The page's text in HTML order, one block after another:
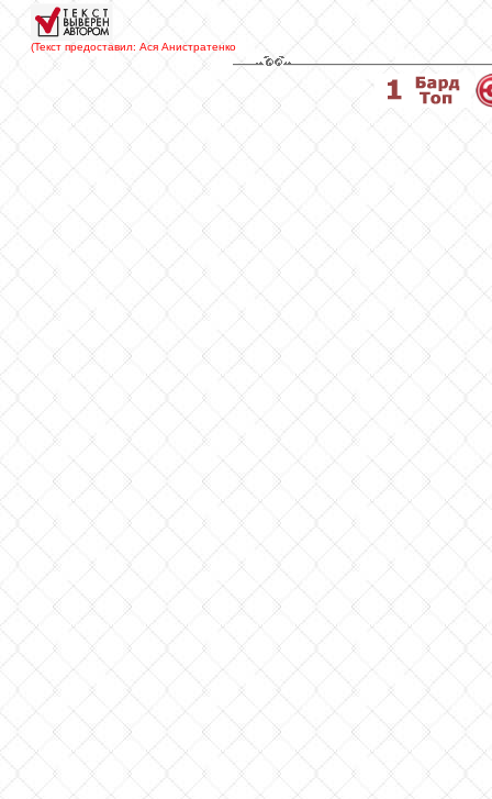
(Текст предоставил: Ася Анистратенко